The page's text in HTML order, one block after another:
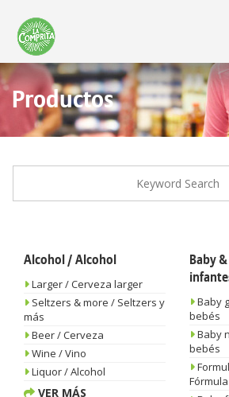
main
content
Productos
Alcohol / Alcohol
Larger / Cerveza larger
Seltzers & more / Seltzers y
más
Beer / Cerveza
Wine / Vino
Liquor / Alcohol
VER MÁS
Baby
Baby
bebés
Baby
bebés